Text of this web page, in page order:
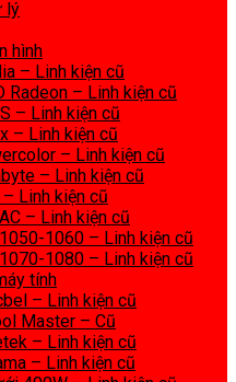
lý
hình
– Linh kiện cũ
Radeon – Linh kiện cũ
– Linh kiện cũ
– Linh kiện cũ
– Linh kiện cũ
– Linh kiện cũ
Linh kiện cũ
– Linh kiện cũ
1060 – Linh kiện cũ
1080 – Linh kiện cũ
tính
– Linh kiện cũ
Master – Cũ
– Linh kiện cũ
– Linh kiện cũ